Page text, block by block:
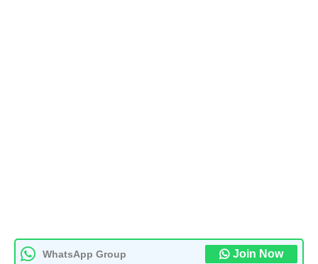
WhatsApp Group Join Now